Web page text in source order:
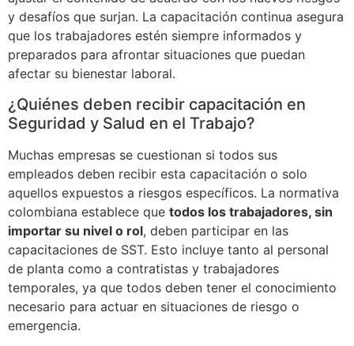
y desafíos que surjan. La capacitación continua asegura
que los trabajadores estén siempre informados y
preparados para afrontar situaciones que puedan
afectar su bienestar laboral.
¿Quiénes deben recibir capacitación en
Seguridad y Salud en el Trabajo?
Muchas empresas se cuestionan si todos sus
empleados deben recibir esta capacitación o solo
aquellos expuestos a riesgos específicos. La normativa
colombiana establece que todos los trabajadores, sin
importar su nivel o rol, deben participar en las
capacitaciones de SST. Esto incluye tanto al personal
de planta como a contratistas y trabajadores
temporales, ya que todos deben tener el conocimiento
necesario para actuar en situaciones de riesgo o
emergencia.